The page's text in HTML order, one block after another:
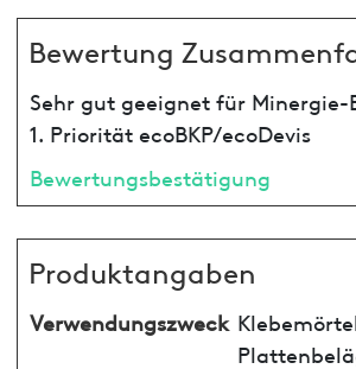
Bewertung
Sehr gut geeignet für Minergie-
1. Priorität ecoBKP/ecoDevis
Bewertungsbestätigung
Produktangaben
Verwendungszweck